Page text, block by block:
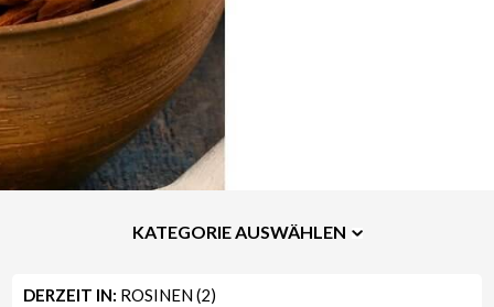
KATEGORIE AUSWÄHLEN
DERZEIT IN: ROSINEN (2)